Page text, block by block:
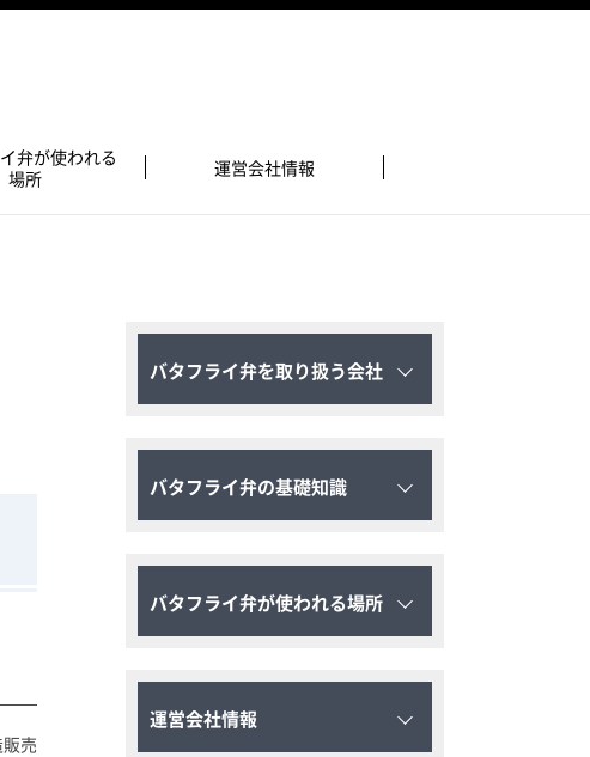
弁が使われる
場所
運営会社情報
売
バタフライ弁を取り扱う会社
バタフライ弁の基礎知識
バタフライ弁が使われる場所
運営会社情報